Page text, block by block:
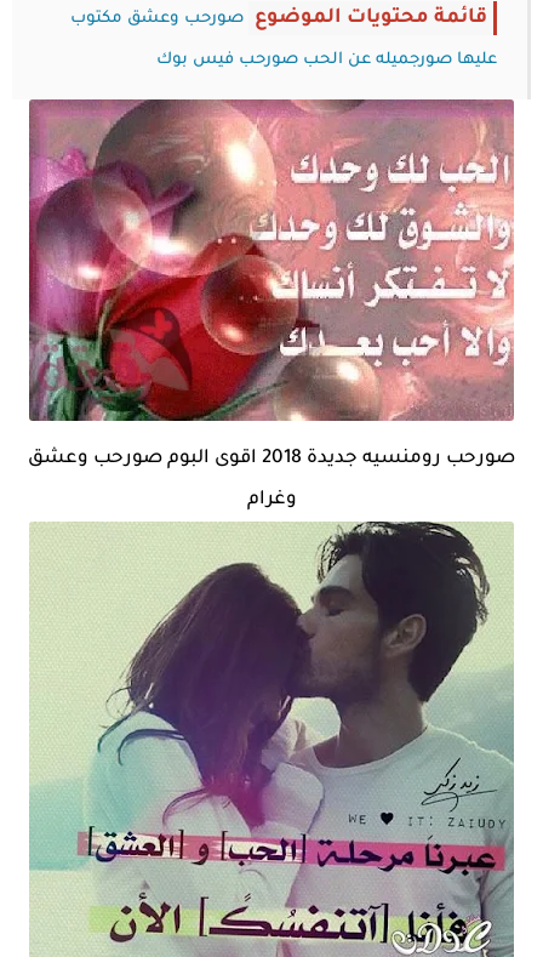
قائمة محتويات الموضوع صورحب وعشق مكتوب
عليها صورجميله عن الحب صورحب فيس بوك
صورحب رومنسيه جديدة 2018 اقوى البوم صورحب وعشق
وغرام